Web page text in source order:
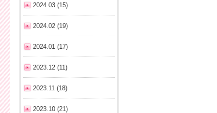
2024.03 (15)
2024.02 (19)
2024.01 (17)
2023.12 (11)
2023.11 (18)
2023.10 (21)